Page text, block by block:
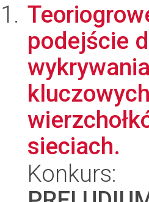
podejście
wykrywania
kluczowych
sieciach.
Konkurs: